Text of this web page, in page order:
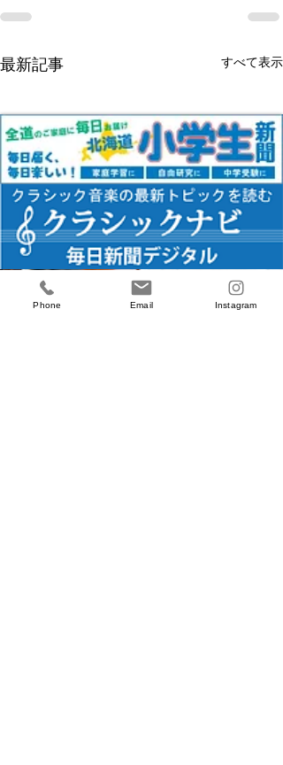
最新記事 すべて表示
全日本学生音コン北海道
大会 募集開始！
エントリー開始｜北海道
毎日学生音コン
本選出場者さま限定｜優
待割引のご案内
全日本学生音コン北海道
大会 募集開始！
エントリー開始｜北海道
毎日学生音コン
本選出場者さま限定｜優
待割引のご案内
全日本学生音コン北海道
大会 募集開始！
ホームに戻る
Phone Email Instagram